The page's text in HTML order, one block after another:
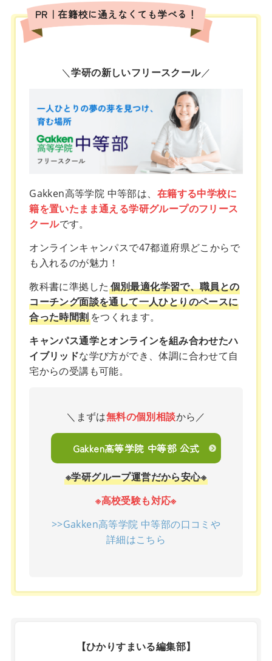
PR｜在籍校に通えなくても学べる！
＼学研の新しいフリースクール／
Gakken高等学院 中等部は、 在籍する中学校に
籍を置いたまま通える学研グループのフリース
クールです。
オンラインキャンパスで47都道府県どこからで
も入れるのが魅力！
教科書に準拠した 個別最適化学習で、職員との
コーチング面談を通して一人ひとりのペースに
合った時間割をつくれます。
キャンパス通学とオンラインを組み合わせたハ
イブリッドな学び方ができ、体調に合わせて自
宅からの受講も可能。
＼まずは無料の個別相談から／
Gakken高等学院 中等部 公式
※学研グループ運営だから安心※
※高校受験も対応※
>>Gakken高等学院 中等部の口コミや
詳細はこちら
【ひかりすまいる編集部】